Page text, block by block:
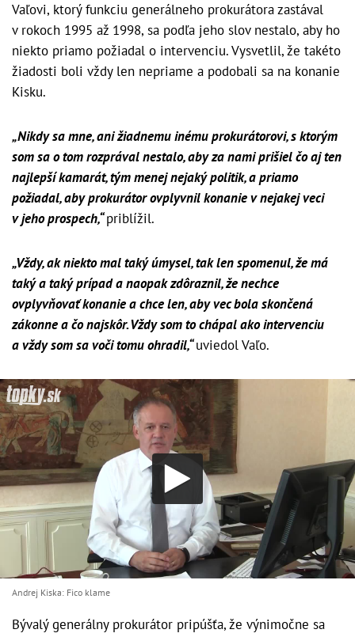
Vaľovi, ktorý funkciu generálneho prokurátora zastával
v rokoch 1995 až 1998, sa podľa jeho slov nestalo, aby ho
niekto priamo požiadal o intervenciu. Vysvetlil, že takéto
žiadosti boli vždy len nepriame a podobali sa na konanie
Kisku.
„Nikdy sa mne, ani žiadnemu inému prokurátorovi, s ktorým
som sa o tom rozprával nestalo, aby za nami prišiel čo aj ten
najlepší kamarát, tým menej nejaký politik, a priamo
požiadal, aby prokurátor ovplyvnil konanie v nejakej veci
v jeho prospech,“priblížil.
„Vždy, ak niekto mal taký úmysel, tak len spomenul, že má
taký a taký prípad a naopak zdôraznil, že nechce
ovplyvňovať konanie a chce len, aby vec bola skončená
zákonne a čo najskôr. Vždy som to chápal ako intervenciu
a vždy som sa voči tomu ohradil,“uviedol Vaľo.
Andrej Kiska: Fico klame
Bývalý generálny prokurátor pripúšťa, že výnimočne sa